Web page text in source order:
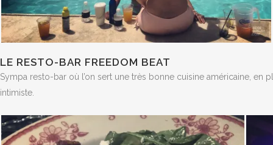
LE RESTO-BAR FREEDOM BEAT
Sympa resto-bar où l’on sert une très bonne cuisine américaine, en
intimiste.